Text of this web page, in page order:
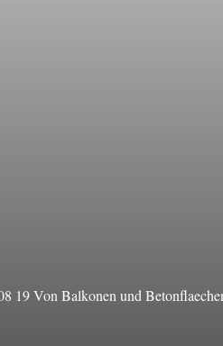
19 Von Balkonen und